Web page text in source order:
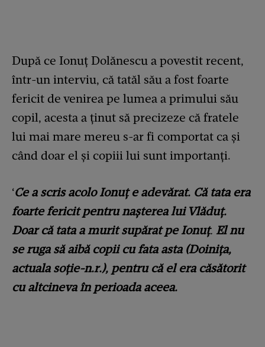
După ce Ionuț Dolănescu a povestit recent,
într-un interviu, că tatăl său a fost foarte
fericit de venirea pe lumea a primului său
copil, acesta a ținut să precizeze că fratele
lui mai mare mereu s-ar fi comportat ca și
când doar el și copiii lui sunt importanți.
‘Ce a scris acolo Ionuț e adevărat. Că tata era
foarte fericit pentru nașterea lui Vlăduț.
Doar că tata a murit supărat pe Ionuț. El nu
se ruga să aibă copii cu fata asta (Doinița,
actuala soție-n.r.), pentru că el era căsătorit
cu altcineva în perioada aceea.